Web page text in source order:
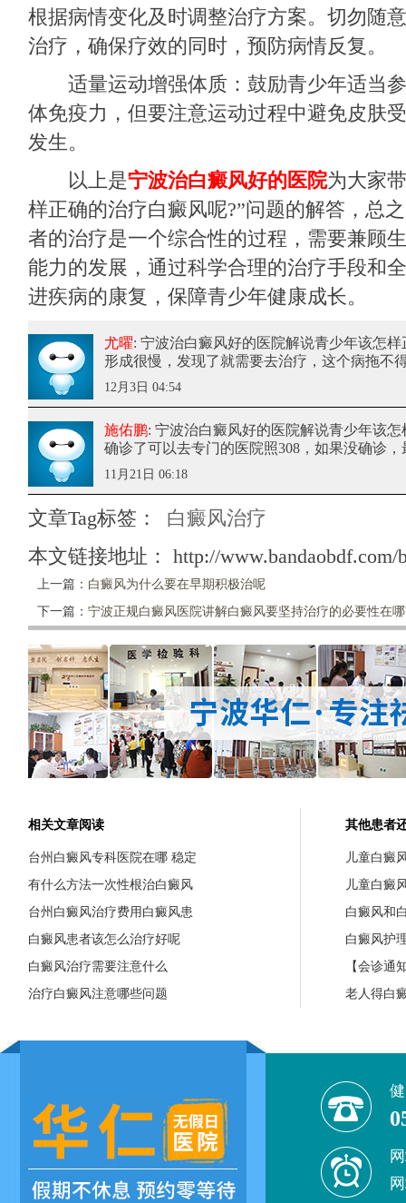
根据病情变化及时调整治疗方案。切勿随
治疗，确保疗效的同时，预防病情反复。
适量运动增强体质：鼓励青少年适当参
体免疫力，但要注意运动过程中避免皮肤
发生。
以上是宁波治白癜风好的医院为大家
样正确的治疗白癜风呢?”问题的解答，总
者的治疗是一个综合性的过程，需要兼顾
能力的发展，通过科学合理的治疗手段和
进疾病的康复，保障青少年健康成长。
尤曜: 宁波治白癜风好的医院解说青少年该怎
形成很慢，发现了就需要去治疗，这个病拖不
12月3日 04:54
施佑鹏: 宁波治白癜风好的医院解说青少年该
确诊了可以去专门的医院照308，如果没确诊
11月21日 06:18
文章Tag标签：
白癜风治疗
本文链接地址： http://www.bandaobdf.com/
上一篇： 白癜风为什么要在早期积极治呢
下一篇： 宁波正规白癜风医院讲解白癜风要坚持治疗的必要性在哪
相关文章阅读
台州白癜风专科医院在哪 稳定
有什么方法一次性根治白癜风
台州白癜风治疗费用白癜风患
白癜风患者该怎么治疗好呢
白癜风治疗需要注意什么
治疗白癜风注意哪些问题
其他患者
儿童白癜
儿童白癜
白癜风和
白癜风护
【会诊通
老人得白